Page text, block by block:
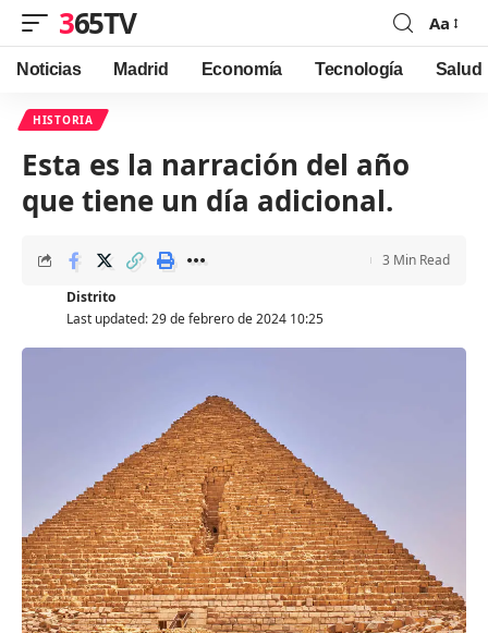
365TV
Font
Resizer
Aa
Noticias Madrid Economía Tecnología Salud
HISTORIA
Esta es la narración del año
que tiene un día adicional.
Last updated: 29 de febrero de 2024 10:25
Distrito
3 Min Read